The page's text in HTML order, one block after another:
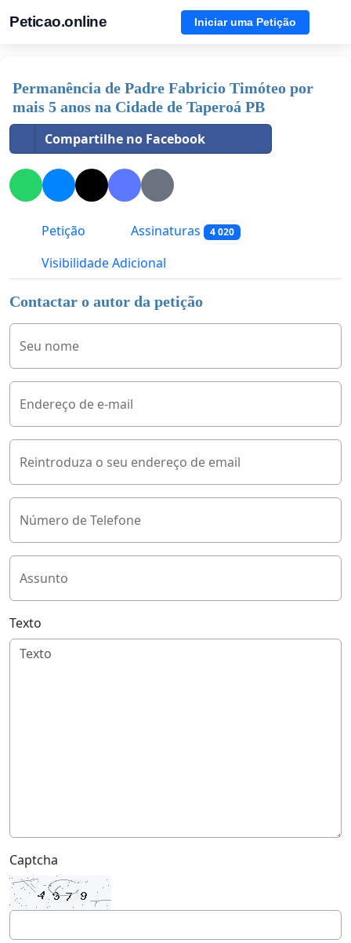
Peticao.online Iniciar uma Petição
Permanência de Padre Fabricio Timóteo por
mais 5 anos na Cidade de Taperoá PB
Compartilhe no Facebook
Petição Assinaturas 4 020
Visibilidade Adicional
Contactar o autor da petição
Seu nome
Endereço de e-mail
Reintroduza o seu endereço de email
Número de Telefone
Assunto
Texto
Captcha